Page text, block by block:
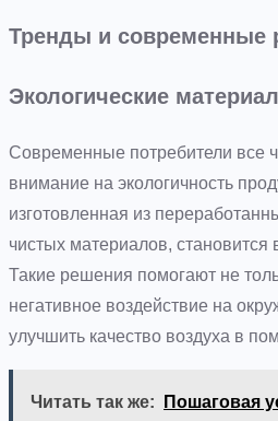
Тренды и современные
Экологические
Современные потребители все
внимание на экологичность
изготовленная из
чистых материалов, становится
Такие решения помогают не
негативное воздействие на
улучшить качество воздуха в
Читать так же:
Пошаговая